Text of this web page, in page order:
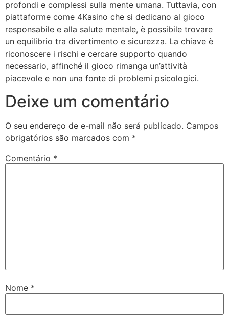
profondi e complessi sulla mente umana. Tuttavia, con
piattaforme come 4Kasino che si dedicano al gioco
responsabile e alla salute mentale, è possibile trovare
un equilibrio tra divertimento e sicurezza. La chiave è
riconoscere i rischi e cercare supporto quando
necessario, affinché il gioco rimanga un’attività
piacevole e non una fonte di problemi psicologici.
Deixe um comentário
O seu endereço de e-mail não será publicado. Campos
obrigatórios são marcados com *
Comentário *
Nome *